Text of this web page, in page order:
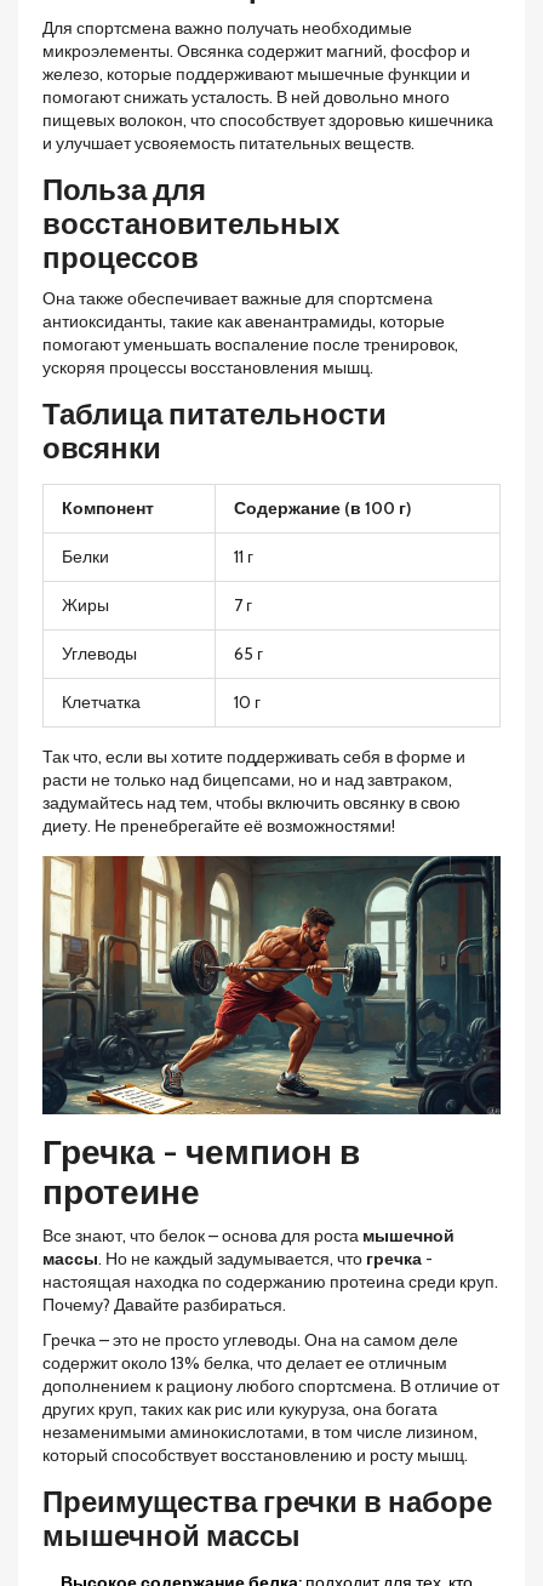
Для спортсмена важно получать необходимые
микроэлементы. Овсянка содержит магний, фосфор и
железо, которые поддерживают мышечные функции и
помогают снижать усталость. В ней довольно много
пищевых волокон, что способствует здоровью кишечника
и улучшает усвояемость питательных веществ.
Польза для
восстановительных
процессов
Она также обеспечивает важные для спортсмена
антиоксиданты, такие как авенантрамиды, которые
помогают уменьшать воспаление после тренировок,
ускоряя процессы восстановления мышц.
Таблица питательности
овсянки
Компонент Содержание (в 100 г)
Белки 11 г
Жиры 7 г
Углеводы 65 г
Клетчатка 10 г
Так что, если вы хотите поддерживать себя в форме и
расти не только над бицепсами, но и над завтраком,
задумайтесь над тем, чтобы включить овсянку в свою
диету. Не пренебрегайте её возможностями!
Гречка - чемпион в
протеине
Все знают, что белок – основа для роста мышечной
массы. Но не каждый задумывается, что гречка -
настоящая находка по содержанию протеина среди круп.
Почему? Давайте разбираться.
Гречка – это не просто углеводы. Она на самом деле
содержит около 13% белка, что делает ее отличным
дополнением к рациону любого спортсмена. В отличие от
других круп, таких как рис или кукуруза, она богата
незаменимыми аминокислотами, в том числе лизином,
который способствует восстановлению и росту мышц.
Преимущества гречки в наборе
мышечной массы